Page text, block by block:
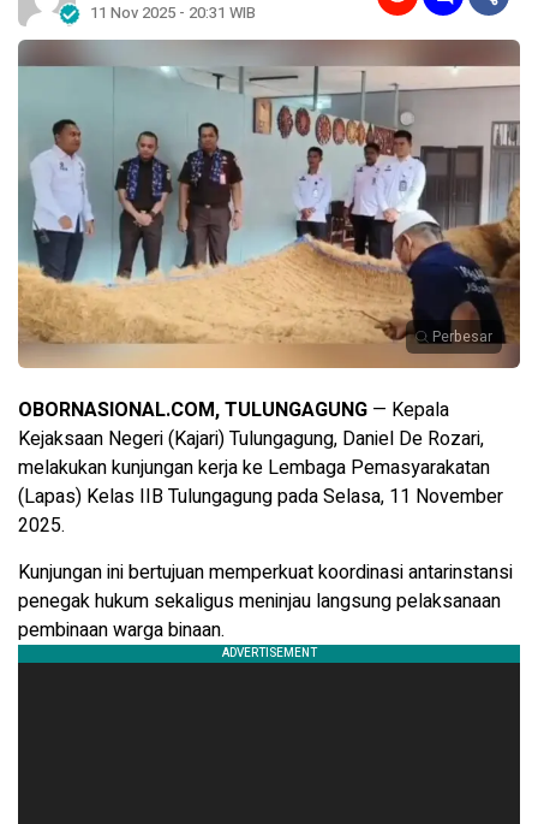
11 Nov 2025 - 20:31 WIB
Perbesar
OBORNASIONAL.COM, TULUNGAGUNG — Kepala
Kejaksaan Negeri (Kajari) Tulungagung, Daniel De Rozari,
melakukan kunjungan kerja ke Lembaga Pemasyarakatan
(Lapas) Kelas IIB Tulungagung pada Selasa, 11 November
2025.
Kunjungan ini bertujuan memperkuat koordinasi antarinstansi
penegak hukum sekaligus meninjau langsung pelaksanaan
pembinaan warga binaan.